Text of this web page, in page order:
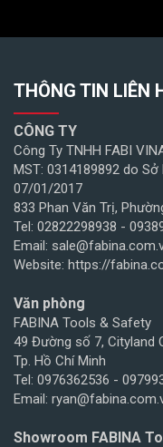
THÔNG TIN LIÊN
CÔNG TY
Công Ty TNHH FABI
MST: 0314189892 do
07/01/2017
833 Phan Văn Trị,
Tel: 02822298938 -
Email:
Website: https://
Văn phòng
FABINA Tools & Safety
49 Đường số 7, Cityland
Tp. Hồ Chí Minh
Tel: 0976362536 -
Email:
Showroom FABINA